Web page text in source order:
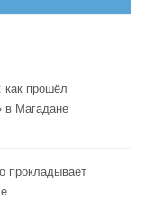
прошёл
в Магадане
прокладывает